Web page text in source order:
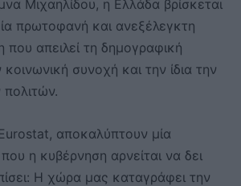
Μιχαηλίδου, η Ελλάδα βρίσκεται
πρωτοφανή και ανεξέλεγκτη
που απειλεί τη δημογραφική
κοινωνική συνοχή και την ίδια την
πολιτών.
αποκαλύπτουν μία
η κυβέρνηση αρνείται να δει
Η χώρα μας καταγράφει την